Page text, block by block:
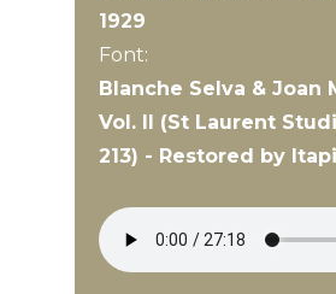
1929
Font:
Blanche Selva & Joan
Vol. II (St Laurent
213) - Restored by